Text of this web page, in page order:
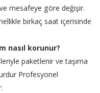
mesafeye göre değişir.
birkaç saat içerisinde
nasıl korunur?
paketlenir ve taşıma
Profesyonel